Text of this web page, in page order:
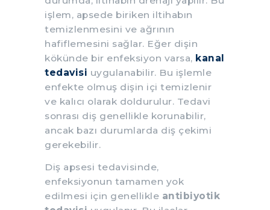
işlem, apsede biriken iltihabın
temizlenmesini ve ağrının
hafiflemesini sağlar. Eğer dişin
kökünde bir enfeksiyon varsa, kanal
tedavisi uygulanabilir. Bu işlemle
enfekte olmuş dişin içi temizlenir
ve kalıcı olarak doldurulur. Tedavi
sonrası diş genellikle korunabilir,
ancak bazı durumlarda diş çekimi
gerekebilir.
Diş apsesi tedavisinde,
enfeksiyonun tamamen yok
edilmesi için genellikle antibiyotik